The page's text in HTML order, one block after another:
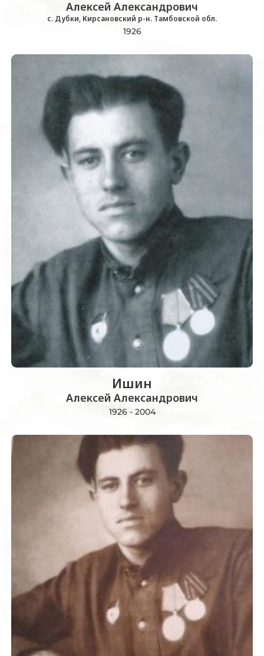
Алексей Александрович
с. Дубки, Кирсановский р-н. Тамбовской обл.
1926
Ишин
Алексей Александрович
1926 - 2004